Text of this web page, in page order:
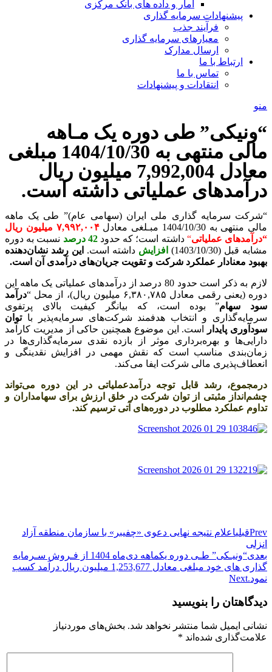
آمار و داده های بانک مرکزی
پیشنهادات سرمایه گذاری
فرآیند جذب
معیارهای سرمایه گذاری
ارسال مدارک
ارتباط با ما
تماس با ما
انتقادات و پیشنهادات
منو
“ونیکی” طی دوره یک مـاهه
مالی منتهی به 1404/10/30 مبلغی
معادل 7,992,004 میلیون ریال
درآمدهای عملیاتی داشته است.
“شرکت سرمایه­ گذاری ملی ایران (سهامی عام)” طی یک ماهه
مالی منتهی به 1404/10/30 مبـلغی معادل
۷,۹۹۲,۰۰۴ میلیون ریال
“درآمدهای عملیاتی“ داشته است؛ که حدود42 درصد
نسبت به دوره
مشابه قبل (1403/10/30)
افزایش داشته است. این رشد نشان‌دهنده
بهبود معنادار عملکرد شرکت و تقویت جریان‌های درآمدی آن است.
لازم به ذکر است حدود 80 درصد از درآمدهای عملیاتی یک ماهه این
دوره (یعنی رقمی معادل ۶,۳۸۰,۷۸۵ میلیون ریال)، از محل “
درآمد
سود سهام” بوده است، که بیانگر کیفیت بالای پرتفوی
سرمایه‌گذاری و انتخاب هدفمند شرکت‌های سرمایه‌پذیر باتوان
سودآوری پایدار
است. این موضوع همچنین حاکی از مدیریت کارآمد
دارایی‌ها و بهره‌برداری موثر از بازده نقدی سرمایه‌گذاری‌ها در
زمان‌بندی مناسب است که نقش مهمی در افزایش نقدینگی و
انعطاف‌پذیری مالی شرکت ایفا می‌کند.
درمجموع، رشد قابل توجه درآمدعملیاتی در این دوره می‌تواند
چشم‌انداز مثبتی از توان شرکت در خلق ارزش برای سهامداران و
تداوم عملکرد مطلوب در دوره‌های آتی ترسیم کند.
Prevقبلیاعلام نتیجه نهایی دعوی «چفیبر» با سازمان منطقه آزاد
انزلی
بعدی
“ونیـکی” طـی دوره یکماهه دی‌ماه 1404 از فـروش سـرمایه
گذاری های خود مبلغی معادل 1,253,677 میلیون ریال درآمد کسب
نمود.Next
دیدگاهتان را بنویسید
نشانی ایمیل شما منتشر نخواهد شد. بخش‌های موردنیاز
علامت‌گذاری شده‌اند *